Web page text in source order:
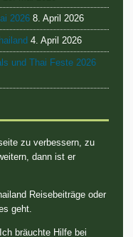
2026 8. April 2026
4. April 2026
und Thai Feste 2026
zu verbessern, zu
dann ist er
Reisebeiträge oder
geht.
bräuchte Hilfe bei